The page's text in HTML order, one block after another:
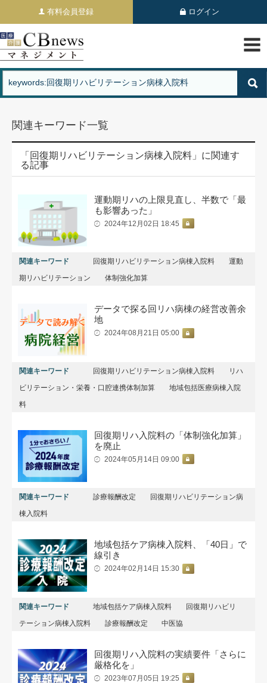
有料会員登録 ログイン
関連キーワード一覧
「回復期リハビリテーション病棟入院料」に関連す
る記事
運動期リハの上限見直し、半数で「最
も影響あった」
2024年12月02日 18:45
関連キーワード 回復期リハビリテーション病棟入院料
運動
期リハビリテーション
体制強化加算
データで探る回リハ病棟の経営改善余
地
2024年08月21日 05:00
関連キーワード 回復期リハビリテーション病棟入院料
リハ
ビリテーション・栄養・口腔連携体制加算
地域包括医療病棟入院
料
回復期リハ入院料の「体制強化加算」
を廃止
2024年05月14日 09:00
関連キーワード 診療報酬改定
回復期リハビリテーション病
棟入院料
地域包括ケア病棟入院料、「40日」で
線引き
2024年02月14日 15:30
関連キーワード 地域包括ケア病棟入院料
回復期リハビリ
テーション病棟入院料
診療報酬改定 中医協
回復期リハ入院料の実績要件「さらに
厳格化を」
2023年07月05日 19:25